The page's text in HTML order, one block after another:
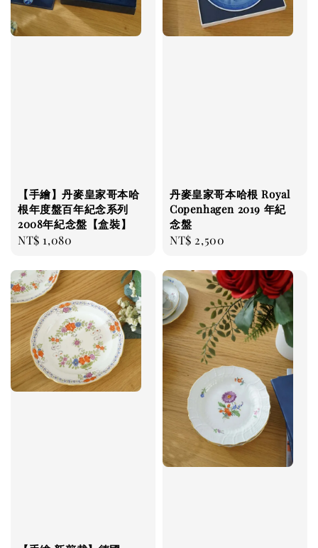
【手繪】丹麥皇家哥本哈
根年度盤百年紀念系列
2008年紀念盤【盒裝】
Regular
NT$ 1,080
丹麥皇家哥本哈根 Royal
Copenhagen 2019 年紀
念盤
Regular
NT$ 2,500